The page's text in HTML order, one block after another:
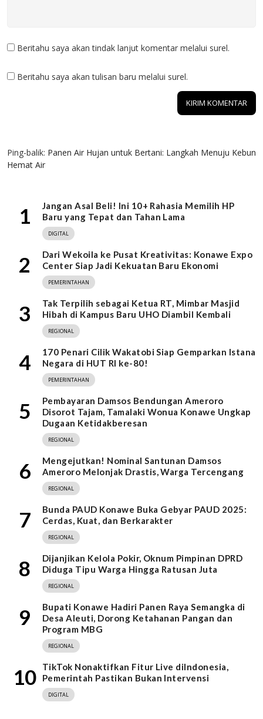
Beritahu saya akan tindak lanjut komentar melalui surel.
Beritahu saya akan tulisan baru melalui surel.
Ping-balik: Panen Air Hujan untuk Bertani: Langkah Menuju Kebun
Hemat Air
1
Jangan Asal Beli! Ini 10+ Rahasia Memilih HP
Baru yang Tepat dan Tahan Lama
DIGITAL
2
Dari Wekoila ke Pusat Kreativitas: Konawe Expo
Center Siap Jadi Kekuatan Baru Ekonomi
PEMERINTAHAN
3
Tak Terpilih sebagai Ketua RT, Mimbar Masjid
Hibah di Kampus Baru UHO Diambil Kembali
REGIONAL
4
170 Penari Cilik Wakatobi Siap Gemparkan Istana
Negara di HUT RI ke-80!
PEMERINTAHAN
5
Pembayaran Damsos Bendungan Ameroro
Disorot Tajam, Tamalaki Wonua Konawe Ungkap
Dugaan Ketidakberesan
REGIONAL
6
Mengejutkan! Nominal Santunan Damsos
Ameroro Melonjak Drastis, Warga Tercengang
REGIONAL
7
Bunda PAUD Konawe Buka Gebyar PAUD 2025:
Cerdas, Kuat, dan Berkarakter
REGIONAL
8
Dijanjikan Kelola Pokir, Oknum Pimpinan DPRD
Diduga Tipu Warga Hingga Ratusan Juta
REGIONAL
9
Bupati Konawe Hadiri Panen Raya Semangka di
Desa Aleuti, Dorong Ketahanan Pangan dan
Program MBG
REGIONAL
10
TikTok Nonaktifkan Fitur Live diIndonesia,
Pemerintah Pastikan Bukan Intervensi
DIGITAL